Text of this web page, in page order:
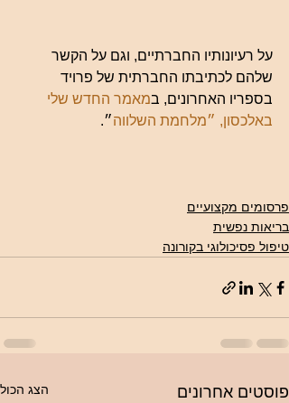
על רעיונותיו החברתיים, וגם על הקשר
שלהם לכתיבתו החברתית של פרויד
בספריו האחרונים, במאמר החדש שלי
באלכסון, ״מלחמת השלווה״.
פרסומים מקצועיים
בריאות נפשית
טיפול פסיכולוגי בקורונה
פוסטים אחרונים הצג הכול